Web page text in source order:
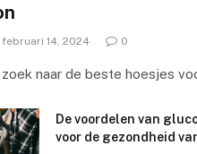
februari 14, 2024 0
naar de beste hoesjes
De voordelen van
voor de gezondheid